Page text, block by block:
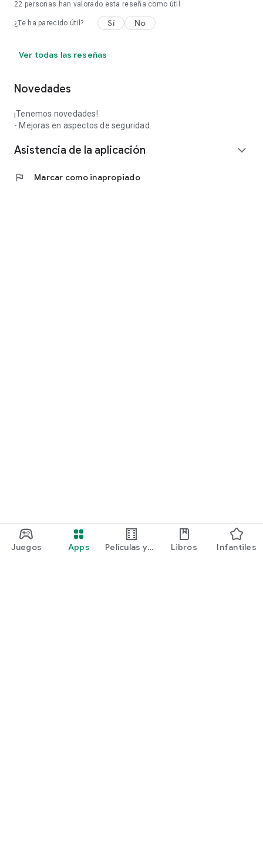
Juegos Apps
Películas y
Libros Infantiles
22 personas han valorado esta reseña como útil
¿Te ha parecido útil? Sí No
Ver todas las reseñas
Novedades
¡Tenemos novedades!
- Mejoras en aspectos de seguridad.
Asistencia de la aplicación expand_more
flag Marcar como inapropiado